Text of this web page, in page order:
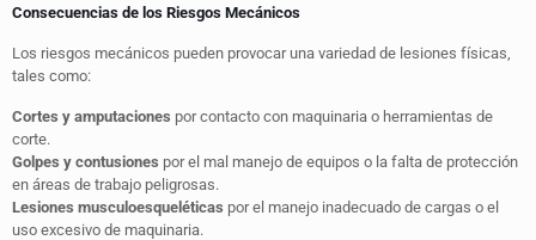
Consecuencias de los Riesgos Mecánicos
Los riesgos mecánicos pueden provocar una variedad de lesiones físicas,
tales como:
Cortes y amputaciones por contacto con maquinaria o herramientas de
corte.
Golpes y contusiones por el mal manejo de equipos o la falta de protección
en áreas de trabajo peligrosas.
Lesiones musculoesqueléticas por el manejo inadecuado de cargas o el
uso excesivo de maquinaria.